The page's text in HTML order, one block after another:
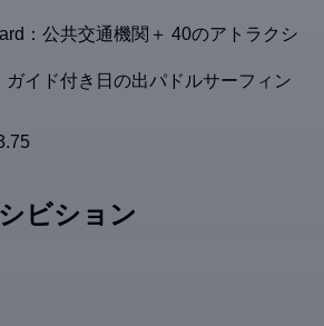
：公共交通機関＋ 40のアトラクシ
ガイド付き日の出パドルサーフィン
ビション